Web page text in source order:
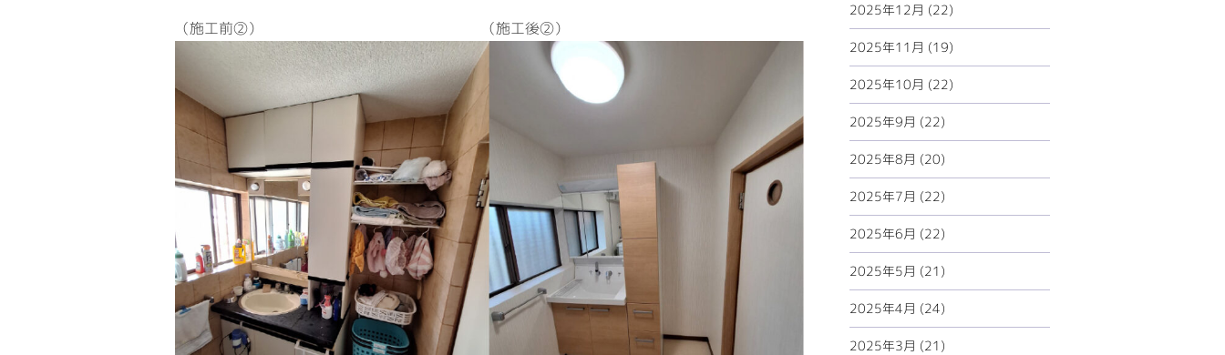
（施工前②） （施工後②）
2025年12月 (22)
2025年11月 (19)
2025年10月 (22)
2025年9月 (22)
2025年8月 (20)
2025年7月 (22)
2025年6月 (22)
2025年5月 (21)
2025年4月 (24)
2025年3月 (21)